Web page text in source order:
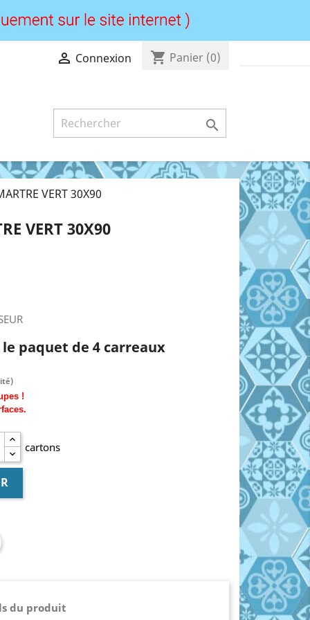
 Connexion shopping_cart Panier (0)

VERT 30X90
VERT 30X90
le paquet de 4 carreaux
!
cartons
du produit